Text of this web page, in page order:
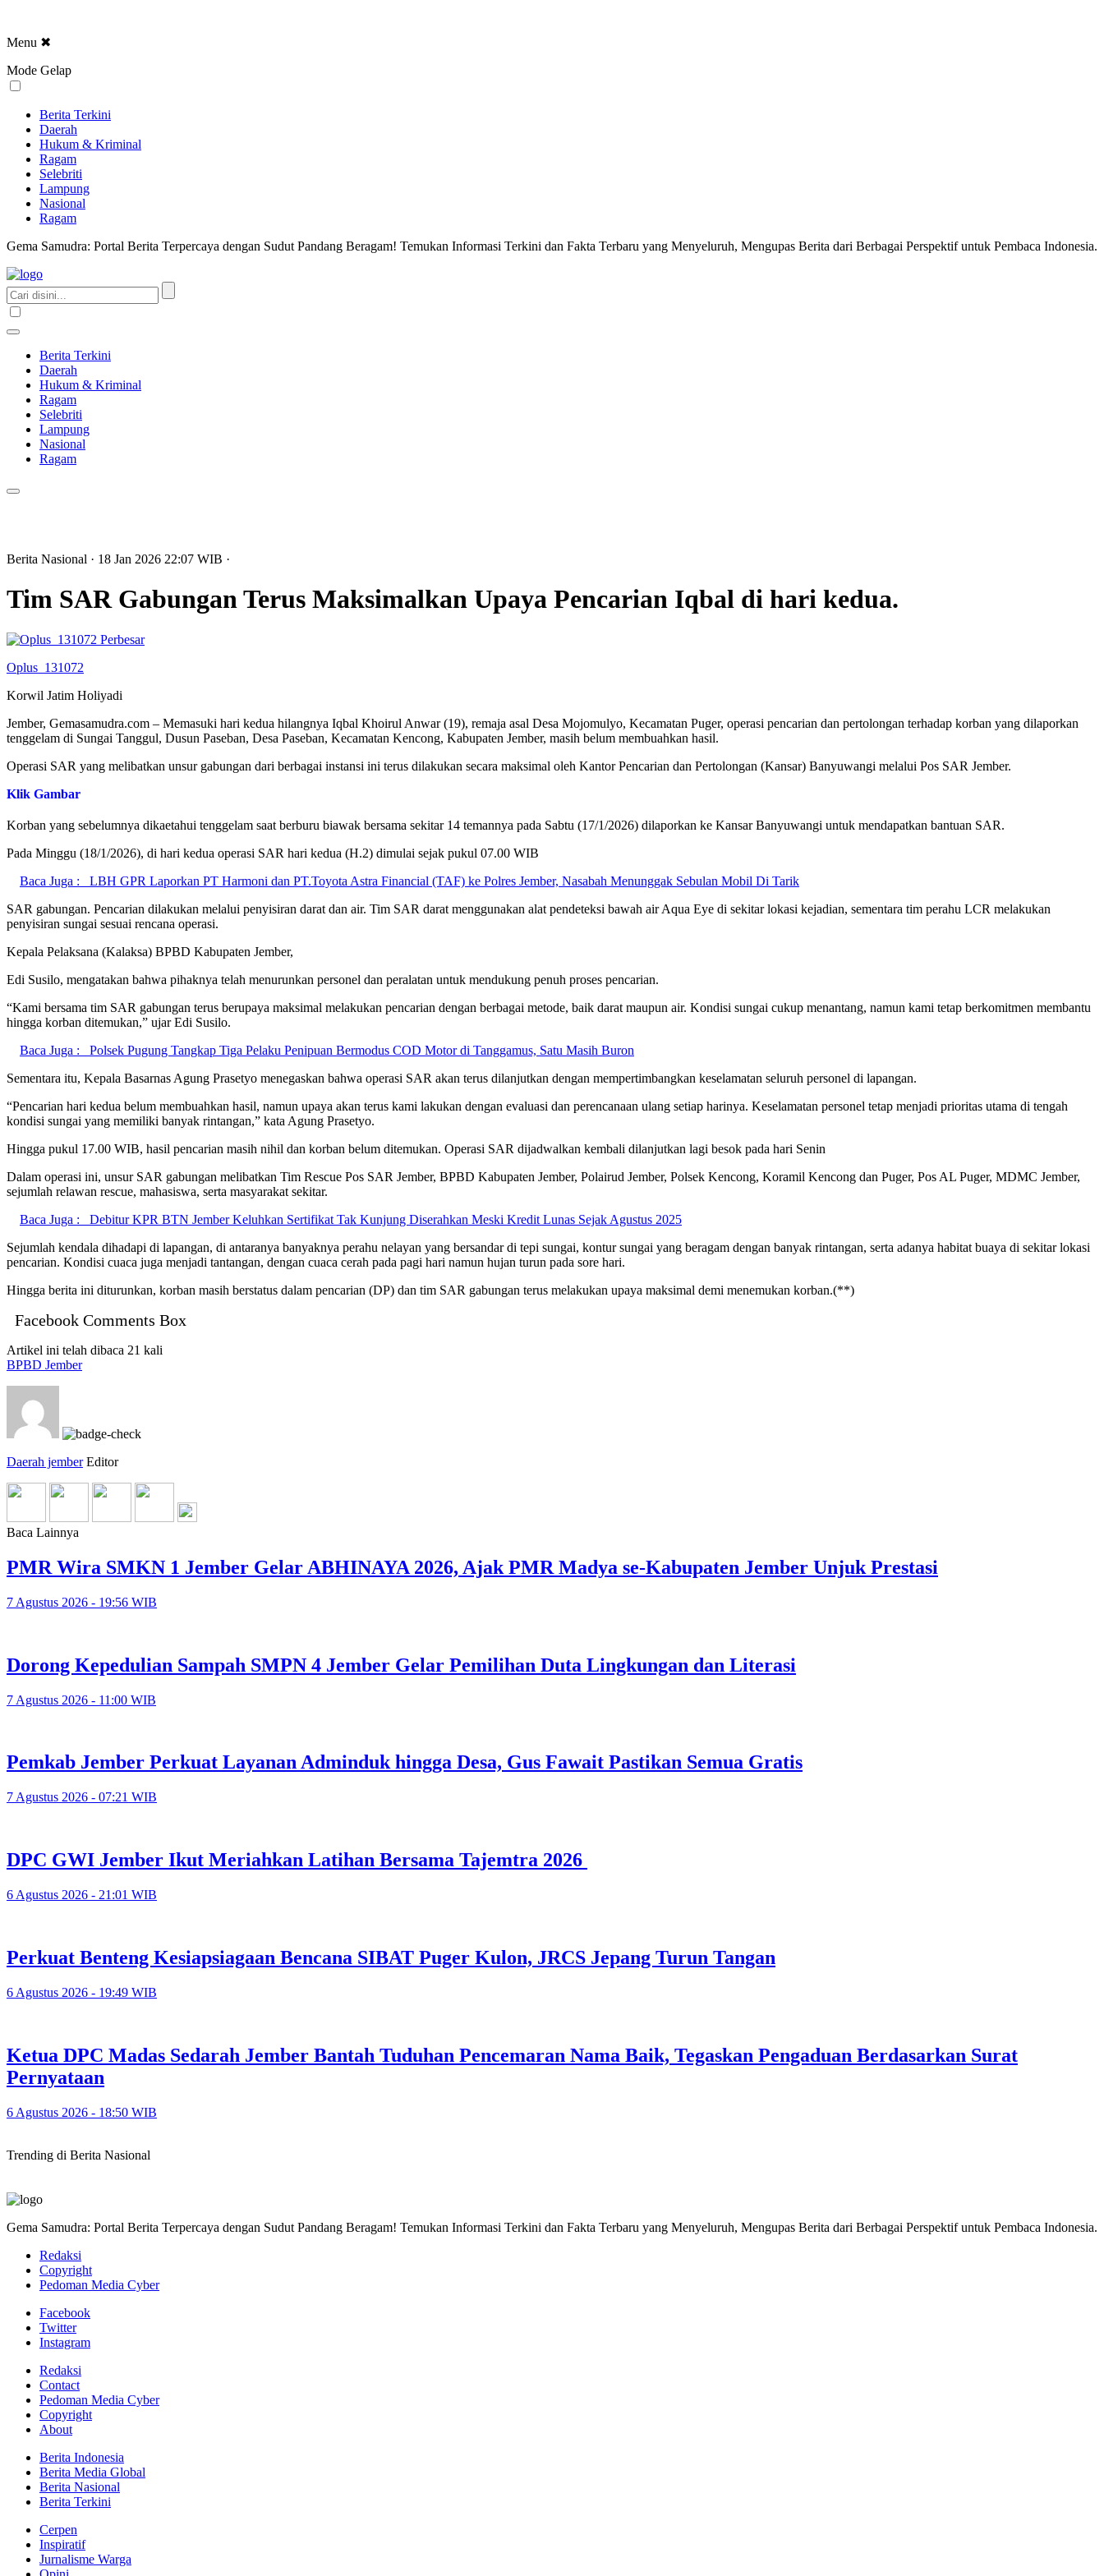
Menu ✖
Mode Gelap
Berita Terkini
Daerah
Hukum & Kriminal
Ragam
Selebriti
Lampung
Nasional
Ragam
Gema Samudra: Portal Berita Terpercaya dengan Sudut Pandang Beragam! Temukan Informasi Terkini dan Fakta Terbaru yang Menyeluruh, Mengupas Berita dari Berbagai Perspektif untuk Pembaca Indonesia.
Berita Terkini
Daerah
Hukum & Kriminal
Ragam
Selebriti
Lampung
Nasional
Ragam
Berita Nasional · 18 Jan 2026 22:07 WIB ·
Tim SAR Gabungan Terus Maksimalkan Upaya Pencarian Iqbal di hari kedua.
Perbesar
Oplus_131072
Korwil Jatim Holiyadi
Jember, Gemasamudra.com – Memasuki hari kedua hilangnya Iqbal Khoirul Anwar (19), remaja asal Desa Mojomulyo, Kecamatan Puger, operasi pencarian dan pertolongan terhadap korban yang dilaporkan
tenggelam di Sungai Tanggul, Dusun Paseban, Desa Paseban, Kecamatan Kencong, Kabupaten Jember, masih belum membuahkan hasil.
Operasi SAR yang melibatkan unsur gabungan dari berbagai instansi ini terus dilakukan secara maksimal oleh Kantor Pencarian dan Pertolongan (Kansar) Banyuwangi melalui Pos SAR Jember.
Klik Gambar
Korban yang sebelumnya dikaetahui tenggelam saat berburu biawak bersama sekitar 14 temannya pada Sabtu (17/1/2026) dilaporkan ke Kansar Banyuwangi untuk mendapatkan bantuan SAR.
Pada Minggu (18/1/2026), di hari kedua operasi SAR hari kedua (H.2) dimulai sejak pukul 07.00 WIB
Baca Juga :
LBH GPR Laporkan PT Harmoni dan PT.Toyota Astra Financial (TAF) ke Polres Jember, Nasabah Menunggak Sebulan Mobil Di Tarik
SAR gabungan. Pencarian dilakukan melalui penyisiran darat dan air. Tim SAR darat menggunakan alat pendeteksi bawah air Aqua Eye di sekitar lokasi kejadian, sementara tim perahu LCR melakukan
penyisiran sungai sesuai rencana operasi.
Kepala Pelaksana (Kalaksa) BPBD Kabupaten Jember,
Edi Susilo, mengatakan bahwa pihaknya telah menurunkan personel dan peralatan untuk mendukung penuh proses pencarian.
“Kami bersama tim SAR gabungan terus berupaya maksimal melakukan pencarian dengan berbagai metode, baik darat maupun air. Kondisi sungai cukup menantang, namun kami tetap berkomitmen membantu
hingga korban ditemukan,” ujar Edi Susilo.
Baca Juga :
Polsek Pugung Tangkap Tiga Pelaku Penipuan Bermodus COD Motor di Tanggamus, Satu Masih Buron
Sementara itu, Kepala Basarnas Agung Prasetyo menegaskan bahwa operasi SAR akan terus dilanjutkan dengan mempertimbangkan keselamatan seluruh personel di lapangan.
“Pencarian hari kedua belum membuahkan hasil, namun upaya akan terus kami lakukan dengan evaluasi dan perencanaan ulang setiap harinya. Keselamatan personel tetap menjadi prioritas utama di tengah
kondisi sungai yang memiliki banyak rintangan,” kata Agung Prasetyo.
Hingga pukul 17.00 WIB, hasil pencarian masih nihil dan korban belum ditemukan. Operasi SAR dijadwalkan kembali dilanjutkan lagi besok pada hari Senin
Dalam operasi ini, unsur SAR gabungan melibatkan Tim Rescue Pos SAR Jember, BPBD Kabupaten Jember, Polairud Jember, Polsek Kencong, Koramil Kencong dan Puger, Pos AL Puger, MDMC Jember,
sejumlah relawan rescue, mahasiswa, serta masyarakat sekitar.
Baca Juga :
Debitur KPR BTN Jember Keluhkan Sertifikat Tak Kunjung Diserahkan Meski Kredit Lunas Sejak Agustus 2025
Sejumlah kendala dihadapi di lapangan, di antaranya banyaknya perahu nelayan yang bersandar di tepi sungai, kontur sungai yang beragam dengan banyak rintangan, serta adanya habitat buaya di sekitar lokasi
pencarian. Kondisi cuaca juga menjadi tantangan, dengan cuaca cerah pada pagi hari namun hujan turun pada sore hari.
Hingga berita ini diturunkan, korban masih berstatus dalam pencarian (DP) dan tim SAR gabungan terus melakukan upaya maksimal demi menemukan korban.(**)
Facebook Comments Box
Artikel ini telah dibaca 21 kali
BPBD Jember
Daerah jember Editor
Baca Lainnya
PMR Wira SMKN 1 Jember Gelar ABHINAYA 2026, Ajak PMR Madya se-Kabupaten Jember Unjuk Prestasi
7 Agustus 2026 - 19:56 WIB
Dorong Kepedulian Sampah SMPN 4 Jember Gelar Pemilihan Duta Lingkungan dan Literasi
7 Agustus 2026 - 11:00 WIB
Pemkab Jember Perkuat Layanan Adminduk hingga Desa, Gus Fawait Pastikan Semua Gratis
7 Agustus 2026 - 07:21 WIB
DPC GWI Jember Ikut Meriahkan Latihan Bersama Tajemtra 2026
6 Agustus 2026 - 21:01 WIB
Perkuat Benteng Kesiapsiagaan Bencana SIBAT Puger Kulon, JRCS Jepang Turun Tangan
6 Agustus 2026 - 19:49 WIB
Ketua DPC Madas Sedarah Jember Bantah Tuduhan Pencemaran Nama Baik, Tegaskan Pengaduan Berdasarkan Surat
Pernyataan
6 Agustus 2026 - 18:50 WIB
Trending di Berita Nasional
Gema Samudra: Portal Berita Terpercaya dengan Sudut Pandang Beragam! Temukan Informasi Terkini dan Fakta Terbaru yang Menyeluruh, Mengupas Berita dari Berbagai Perspektif untuk Pembaca Indonesia.
Redaksi
Copyright
Pedoman Media Cyber
Facebook
Twitter
Instagram
Redaksi
Contact
Pedoman Media Cyber
Copyright
About
Berita Indonesia
Berita Media Global
Berita Nasional
Berita Terkini
Cerpen
Inspiratif
Jurnalisme Warga